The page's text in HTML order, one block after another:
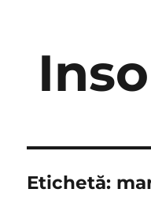
Etichetă: